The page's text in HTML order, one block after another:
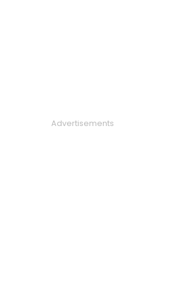
Advertisements